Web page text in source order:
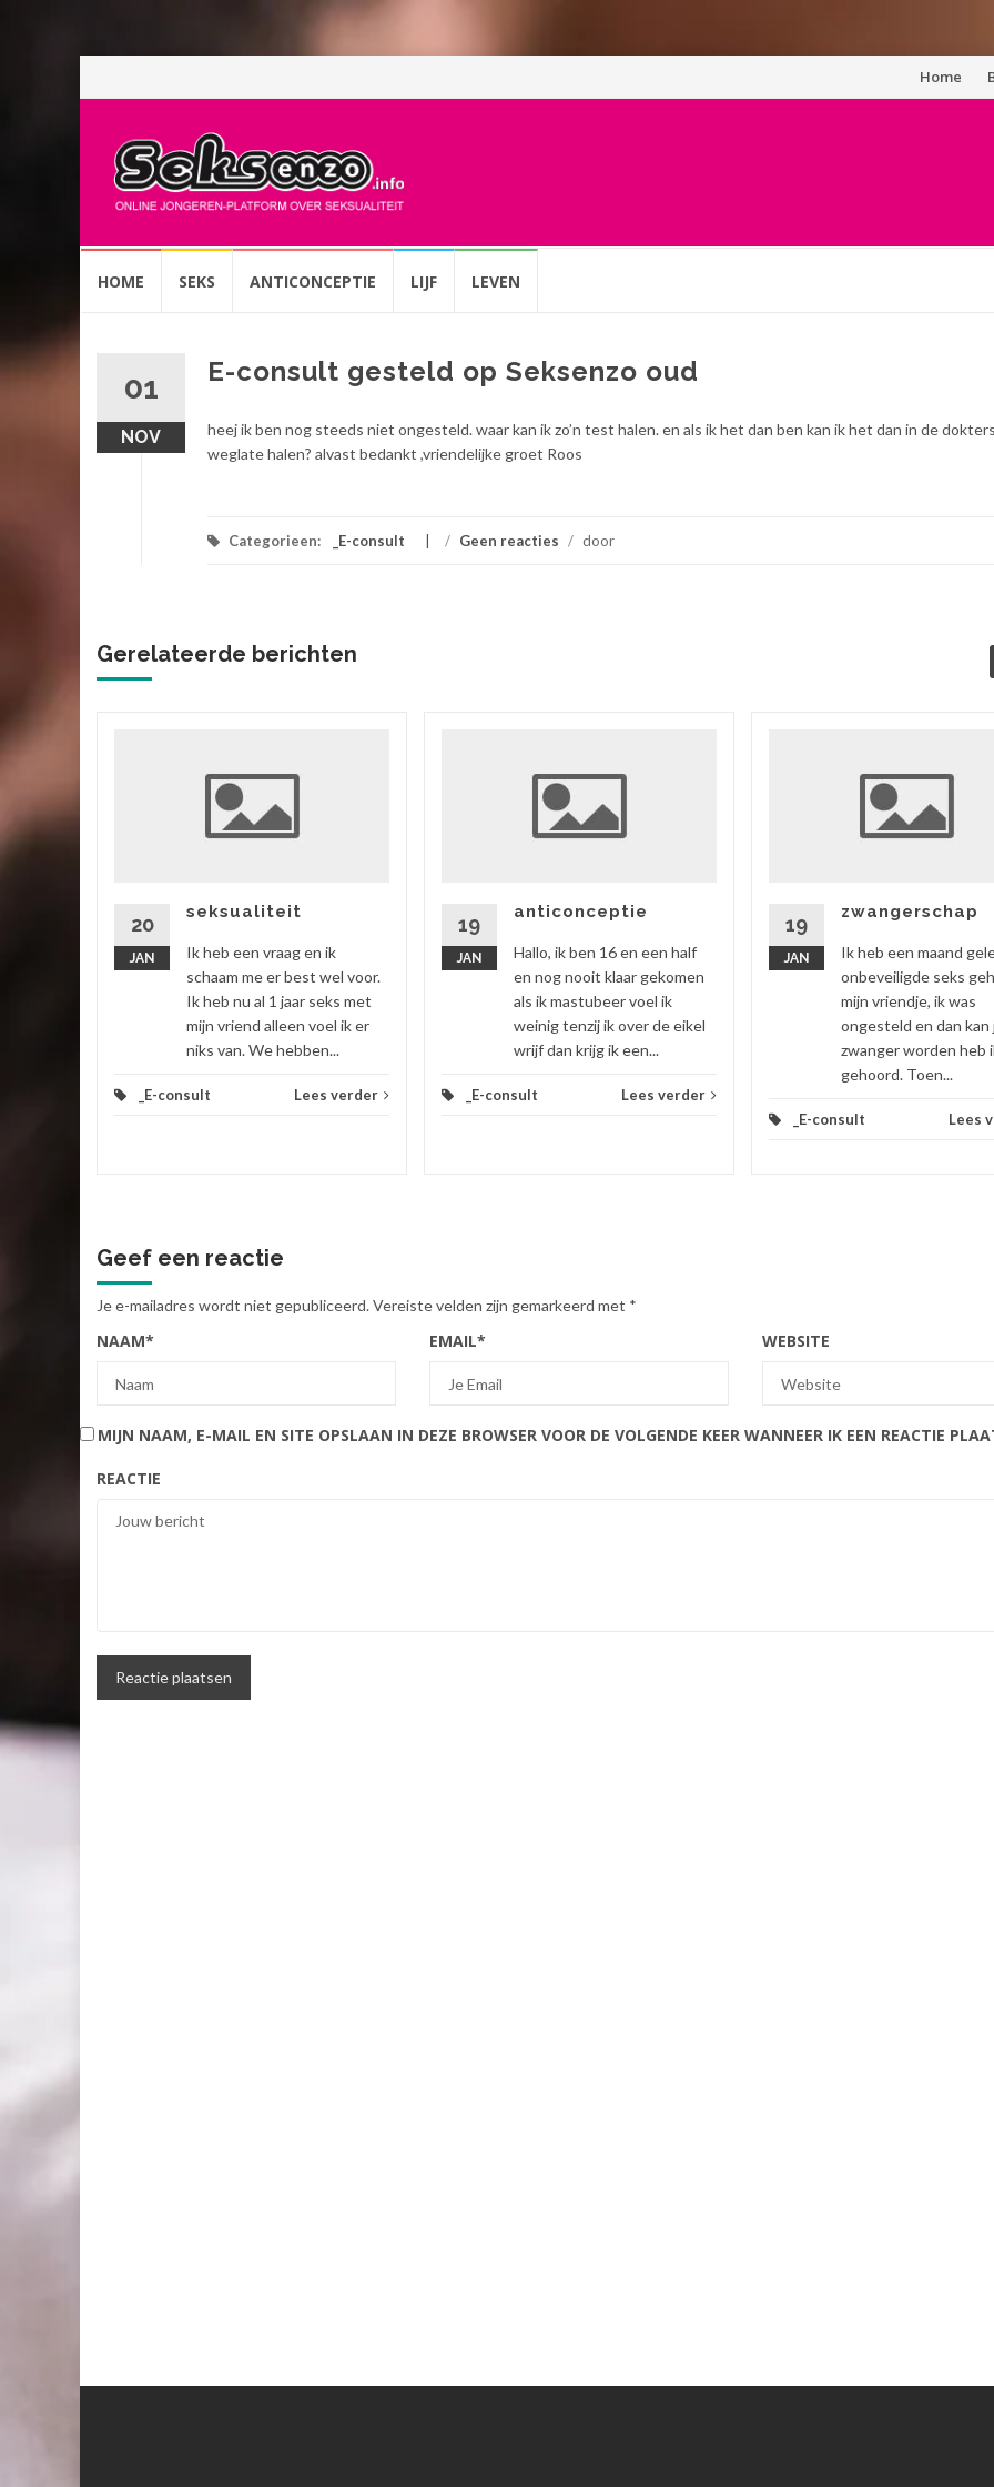
Spring
Home
naarHOME SEKS ANTICONCEPTIE LIJF LEVEN
01
NOV
E-consult gesteld op Seksenzo oud
heej ik ben nog steeds niet ongesteld. waar kan ik zo’n test halen. en als ik het dan ben kan ik het dan in de
weglate halen? alvast bedankt ,vriendelijke groet Roos
Categorieen: _E-consult / Geen reacties / door
Gerelateerde berichten
zitten
20
JAN
seksualiteit
Ik heb een vraag en ik
schaam me er best wel voor.
Ik heb nu al 1 jaar seks met
mijn vriend alleen voel ik er
niks van. We hebben...
_E-consult Lees verder
19
JAN
anticonceptie
Hallo, ik ben 16 en een half
en nog nooit klaar gekomen
als ik mastubeer voel ik
weinig tenzij ik over de eikel
wrijf dan krijg ik een...
_E-consult Lees verder
19
JAN
zwangerschap
Ik heb een maand
onbeveiligde seks
mijn vriendje, ik was
ongesteld en dan kan
zwanger worden heb
gehoord. Toen...
_E-consult Lees
Geef een reactie
Je e-mailadres wordt niet gepubliceerd.Vereiste velden zijn gemarkeerd met *
NAAM* EMAIL* WEBSITE
MIJN NAAM, E-MAIL EN SITE OPSLAAN IN DEZE BROWSER VOOR DE VOLGENDE KEER WANNEER IK EEN REACTIE
REACTIE